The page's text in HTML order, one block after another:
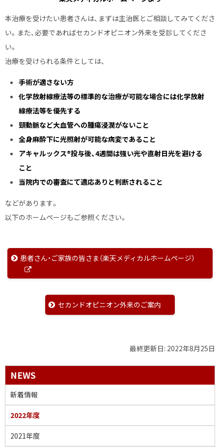
す
る
者
さ
本治療を受けたい患者さんは、まずは主治医とご相談してみてくださ
い。また、必要であればセカンドオピニオン外来を受診してくださ
い。
治療を受けられる条件としては、
手術が適さない方
化学放射線療法等の標準的な治療が可能な場合には化学放射
線療法等を優先する
頸動脈など大血管への腫瘍浸潤がないこと
全身麻酔下に光照射が可能な病変であること
アキャルックス®投与後、4週間は強い光や直射日光を避ける
こと
当院内での審査にて適応ありと判断されること
などがあります。
以下のホームページもご参照ください。
患者さん・ご家族の皆さま（楽天メディカルホームページ）
外
セカンドオピニオン外来のご案内
最終更新日: 2022年8月25日
サ
イ
ド
・
NEWS
新着情報
2022年度
2021年度